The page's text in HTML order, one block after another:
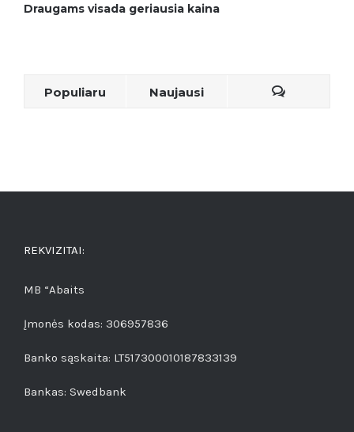
Draugams visada geriausia kaina
Populiaru Naujausi
REKVIZITAI:
MB “Abaits
Įmonės kodas: 306957836
Banko sąskaita: LT517300010187833139
Bankas: Swedbank